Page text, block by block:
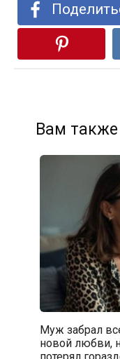
Вам
Муж забрал
новой любви,